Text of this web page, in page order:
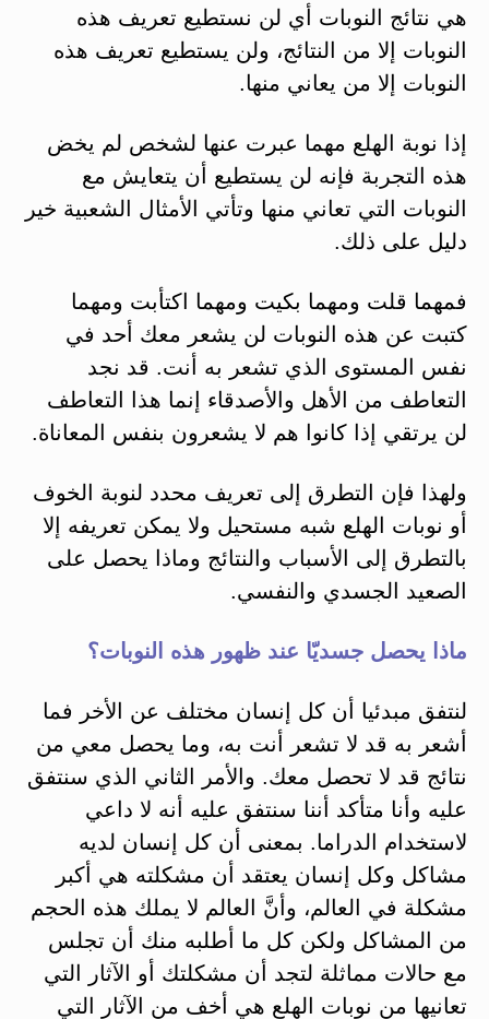
هي نتائج النوبات أي لن نستطيع تعريف هذه
النوبات إلا من النتائج، ولن يستطيع تعريف هذه
النوبات إلا من يعاني منها.
إذا نوبة الهلع مهما عبرت عنها لشخص لم يخض
هذه التجربة فإنه لن يستطيع أن يتعايش مع
النوبات التي تعاني منها وتأتي الأمثال الشعبية خير
دليل على ذلك.
فمهما قلت ومهما بكيت ومهما اكتأبت ومهما
كتبت عن هذه النوبات لن يشعر معك أحد في
نفس المستوى الذي تشعر به أنت. قد نجد
التعاطف من الأهل والأصدقاء إنما هذا التعاطف
لن يرتقي إذا كانوا هم لا يشعرون بنفس المعاناة.
ولهذا فإن التطرق إلى تعريف محدد لنوبة الخوف
أو نوبات الهلع شبه مستحيل ولا يمكن تعريفه إلا
بالتطرق إلى الأسباب والنتائج وماذا يحصل على
الصعيد الجسدي والنفسي.
ماذا يحصل جسديّا عند ظهور هذه النوبات؟
لنتفق مبدئيا أن كل إنسان مختلف عن الأخر فما
أشعر به قد لا تشعر أنت به، وما يحصل معي من
نتائج قد لا تحصل معك. والأمر الثاني الذي سنتفق
عليه وأنا متأكد أننا سنتفق عليه أنه لا داعي
لاستخدام الدراما. بمعنى أن كل إنسان لديه
مشاكل وكل إنسان يعتقد أن مشكلته هي أكبر
مشكلة في العالم، وأنَّ العالم لا يملك هذه الحجم
من المشاكل ولكن كل ما أطلبه منك أن تجلس
مع حالات مماثلة لتجد أن مشكلتك أو الآثار التي
تعانيها من نوبات الهلع هي أخف من الآثار التي